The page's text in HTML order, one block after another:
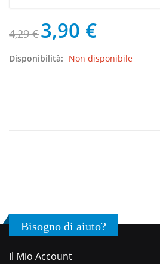
4,29 €3,90 €
Disponibilità: Non disponibile
Bisogno di aiuto?
Il Mio Account